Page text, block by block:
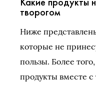
творогом
Ниже
которые не
пользы. Более
продукты вместе с